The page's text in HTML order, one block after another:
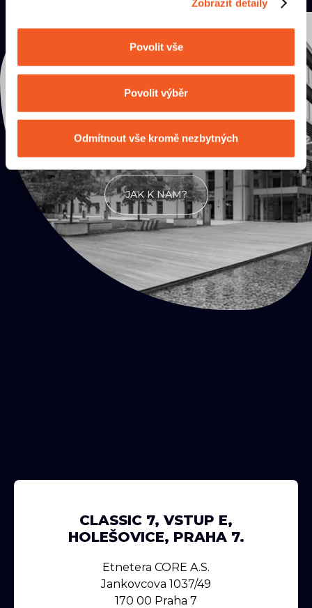
Zobrazit detaily
Povolit vše
Povolit výběr
Odmítnout vše kromě nezbytných
Přijď
na kafe
JAK K NÁM?
CLASSIC 7, VSTUP E,
HOLEŠOVICE, PRAHA 7.
Etnetera CORE A.s.
Jankovcova 1037/49
170 00 Praha 7